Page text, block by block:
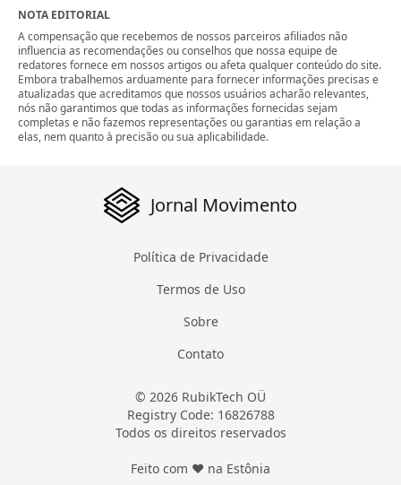
NOTA EDITORIAL
A compensação que recebemos de nossos parceiros afiliados não
influencia as recomendações ou conselhos que nossa equipe de
redatores fornece em nossos artigos ou afeta qualquer conteúdo do site.
Embora trabalhemos arduamente para fornecer informações precisas e
atualizadas que acreditamos que nossos usuários acharão relevantes,
nós não garantimos que todas as informações fornecidas sejam
completas e não fazemos representações ou garantias em relação a
elas, nem quanto à precisão ou sua aplicabilidade.
Jornal Movimento
Política de Privacidade
Termos de Uso
Sobre
Contato
© 2026 RubikTech OÜ
Registry Code: 16826788
Todos os direitos reservados
Feito com ❤ na Estônia